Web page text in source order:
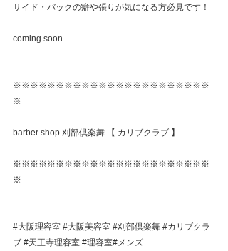
サイド・バックの癖や張りが気になる方必見です！
coming soon…
※※※※※※※※※※※※※※※※※※※※※※※
※
barber shop 刈部倶楽舞 【 カリブクラブ 】
※※※※※※※※※※※※※※※※※※※※※※※
※
#大阪理容室 #大阪美容室 #刈部倶楽舞 #カリブクラ
ブ #天王寺理容室 #理容室#メンズ